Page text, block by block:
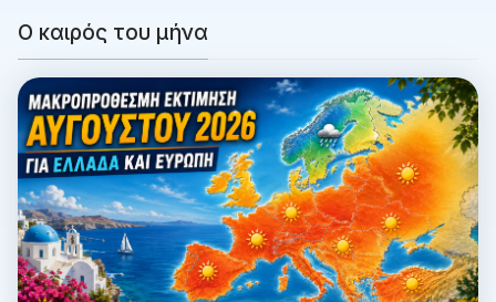
Ο καιρός του μήνα